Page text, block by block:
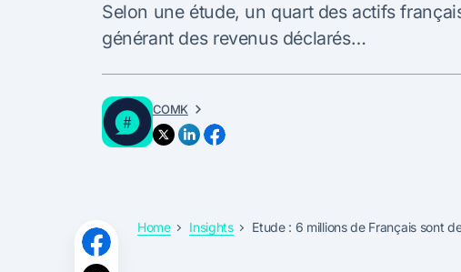
Selon une étude, un quart des actifs
générant des revenus déclarés…
COMK
Home Insights Etude : 6 millions de Français sont